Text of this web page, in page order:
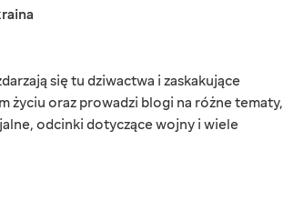
się tu dziwactwa i zaskakujące
życiu oraz prowadzi blogi na różne tematy,
odcinki dotyczące wojny i wiele